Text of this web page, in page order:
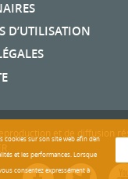
D’UTILISATION
cookies sur son site web afin d’en
et les performances. Lorsque
consentez expressément à